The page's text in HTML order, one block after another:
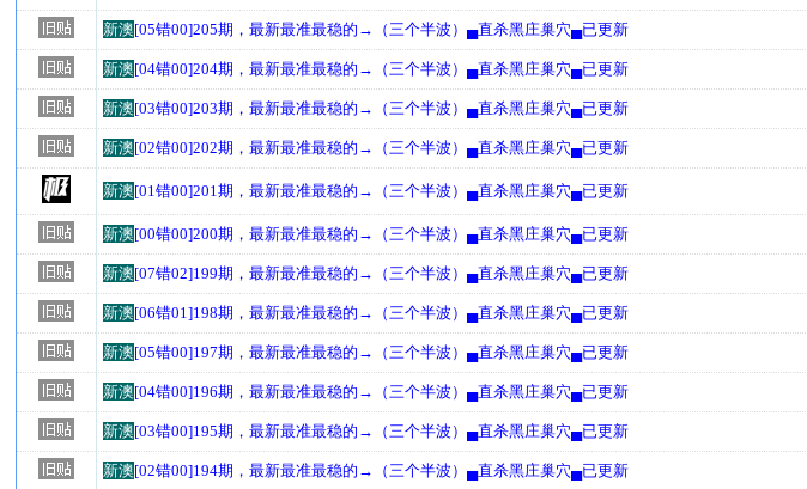
新澳[05错00]205期，最新最准最稳的→（三个半波）▄直杀黑庄巢穴▄已更新
新澳[04错00]204期，最新最准最稳的→（三个半波）▄直杀黑庄巢穴▄已更新
新澳[03错00]203期，最新最准最稳的→（三个半波）▄直杀黑庄巢穴▄已更新
新澳[02错00]202期，最新最准最稳的→（三个半波）▄直杀黑庄巢穴▄已更新
新澳[01错00]201期，最新最准最稳的→（三个半波）▄直杀黑庄巢穴▄已更新
新澳[00错00]200期，最新最准最稳的→（三个半波）▄直杀黑庄巢穴▄已更新
新澳[07错02]199期，最新最准最稳的→（三个半波）▄直杀黑庄巢穴▄已更新
新澳[06错01]198期，最新最准最稳的→（三个半波）▄直杀黑庄巢穴▄已更新
新澳[05错00]197期，最新最准最稳的→（三个半波）▄直杀黑庄巢穴▄已更新
新澳[04错00]196期，最新最准最稳的→（三个半波）▄直杀黑庄巢穴▄已更新
新澳[03错00]195期，最新最准最稳的→（三个半波）▄直杀黑庄巢穴▄已更新
新澳[02错00]194期，最新最准最稳的→（三个半波）▄直杀黑庄巢穴▄已更新